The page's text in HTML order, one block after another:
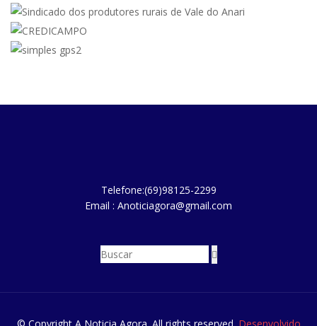
Telefone:(69)98125-2299
Email : Anoticiagora@gmail.com
© Copyright A Noticia Agora. All rights reserved. Desenvolvido